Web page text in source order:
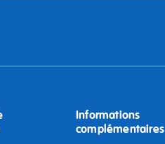
Informations
complémentaires